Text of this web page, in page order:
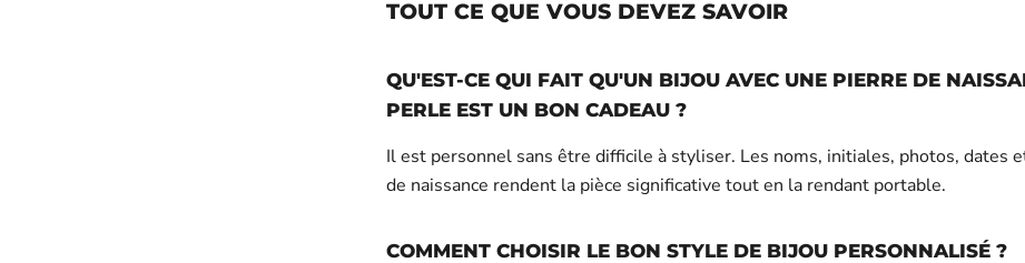
TOUT CE QUE VOUS DEVEZ SAVOIR
QU'EST-CE QUI FAIT QU'UN BIJOU AVEC UNE PIERRE DE
PERLE EST UN BON CADEAU ?
Il est personnel sans être difficile à styliser. Les noms, initiales, photos, dates
de naissance rendent la pièce significative tout en la rendant portable.
COMMENT CHOISIR LE BON STYLE DE BIJOU PERSONNALISÉ ?